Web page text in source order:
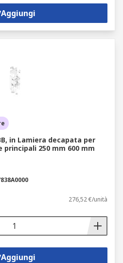
Aggiungi
in Lamiera decapata per
principali 250 mm 600 mm
276,52 €/unità
Aggiungi